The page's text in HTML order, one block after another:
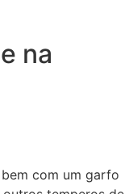
na
com um garfo